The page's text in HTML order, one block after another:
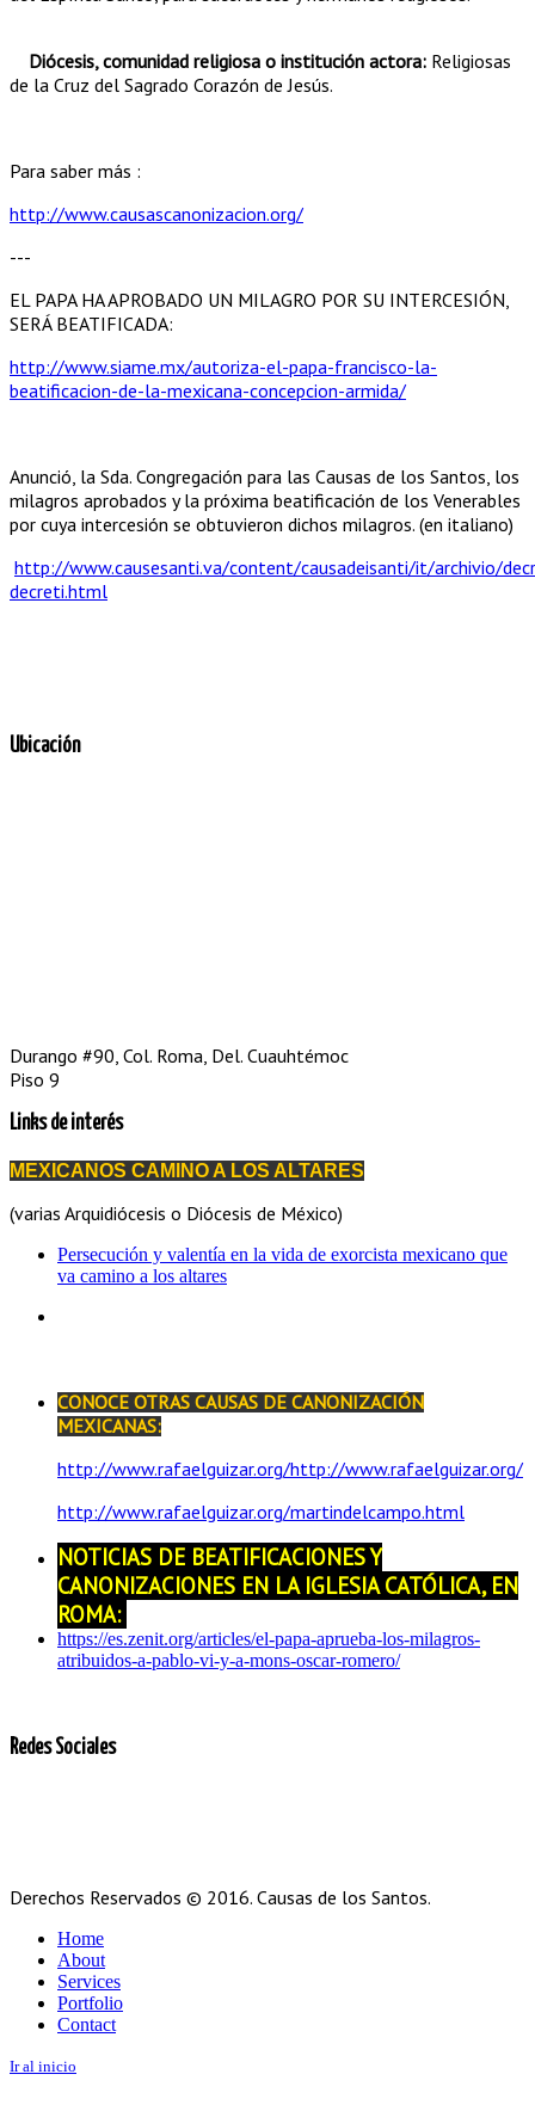
Diócesis, comunidad religiosa o institución actora: Religiosas
de la Cruz del Sagrado Corazón de Jesús.
Para saber más :
http://www.causascanonizacion.org/
---
EL PAPA HA APROBADO UN MILAGRO POR SU INTERCESIÓN,
SERÁ BEATIFICADA:
http://www.siame.mx/autoriza-el-papa-francisco-la-
beatificacion-de-la-mexicana-concepcion-armida/
Anunció, la Sda. Congregación para las Causas de los Santos, los
milagros aprobados y la próxima beatificación de los Venerables
por cuya intercesión se obtuvieron dichos milagros. (en italiano)
http://www.causesanti.va/content/causadeisanti/it/archivio/
decreti.html
Ubicación
Durango #90, Col. Roma, Del. Cuauhtémoc
Piso 9
Links de interés
MEXICANOS CAMINO A LOS ALTARES
(varias Arquidiócesis o Diócesis de México)
Persecución y valentía en la vida de exorcista mexicano que
va camino a los altares
CONOCE OTRAS CAUSAS DE CANONIZACIÓN
MEXICANAS:
http://www.rafaelguizar.org/http://www.rafaelguizar.org/
http://www.rafaelguizar.org/martindelcampo.html
NOTICIAS DE BEATIFICACIONES Y
CANONIZACIONES EN LA IGLESIA CATÓLICA, EN
ROMA:
https://es.zenit.org/articles/el-papa-aprueba-los-milagros-
atribuidos-a-pablo-vi-y-a-mons-oscar-romero/
Redes Sociales
Derechos Reservados © 2016. Causas de los Santos.
Home
About
Services
Portfolio
Contact
Ir al inicio